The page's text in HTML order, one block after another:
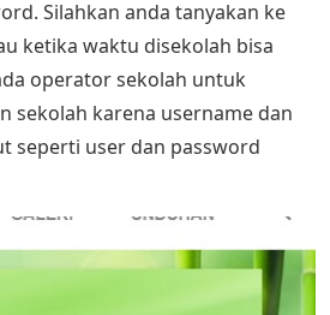
Silahkan anda tanyakan ke
ketika waktu disekolah bisa
operator sekolah untuk
sekolah karena username dan
seperti user dan password